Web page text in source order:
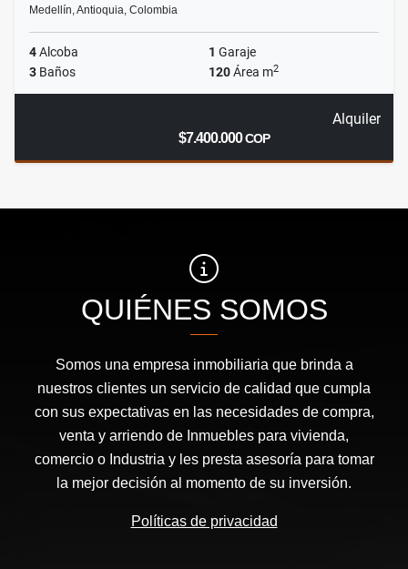
Medellín, Antioquia, Colombia
4Alcoba 1 Garaje
3 Baños 120Área m2
Alquiler
$7.400.000COP
QUIÉNES SOMOS
Somos una empresa inmobiliaria que brinda a
nuestros clientes un servicio de calidad que cumpla
con sus expectativas en las necesidades de compra,
venta y arriendo de Inmuebles para vivienda,
comercio o Industria y les presta asesoría para tomar
la mejor decisión al momento de su inversión.
Políticas de privacidad